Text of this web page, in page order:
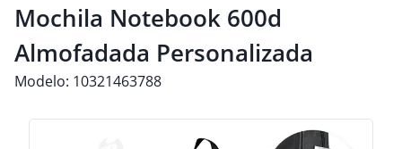
Mochila Notebook 600d
Almofadada Personalizada
Modelo: 10321463788